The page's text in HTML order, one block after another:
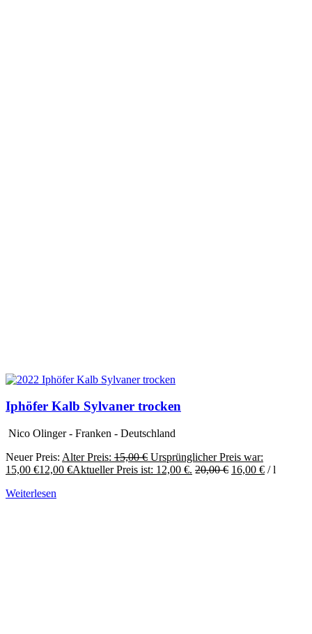
Iphöfer Kalb Sylvaner trocken
Nico Olinger - Franken - Deutschland
Neuer Preis: Alter Preis: 15,00€ Ursprünglicher Preis war:
15,00 €12,00 €Aktueller Preis ist: 12,00 €. 20,00€ 16,00 € /l
Weiterlesen